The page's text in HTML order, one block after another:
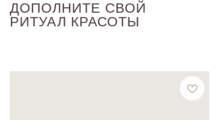
ДОПОЛНИТЕ СВОЙ
РИТУАЛ КРАСОТЫ